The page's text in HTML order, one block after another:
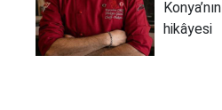
hikâyesi